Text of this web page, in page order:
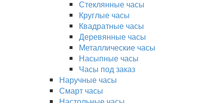
Стеклянные часы
Круглые часы
Квадратные часы
Деревянные часы
Металлические часы
Насыпные часы
Часы под заказ
Наручные часы
Смарт часы